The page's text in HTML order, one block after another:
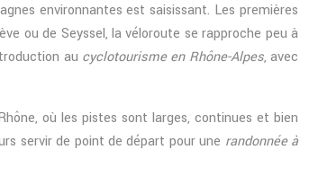
environnantes est saisissant. Les premières
ou de Seyssel, la véloroute se rapproche peu à
au cyclotourisme en Rhône-Alpes, avec
où les pistes sont larges, continues et bien
servir de point de départ pour une randonnée à